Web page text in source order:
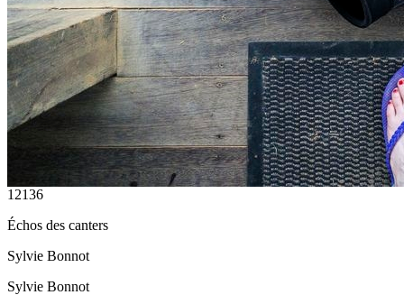
12136
Échos des canters
Sylvie Bonnot
Sylvie Bonnot